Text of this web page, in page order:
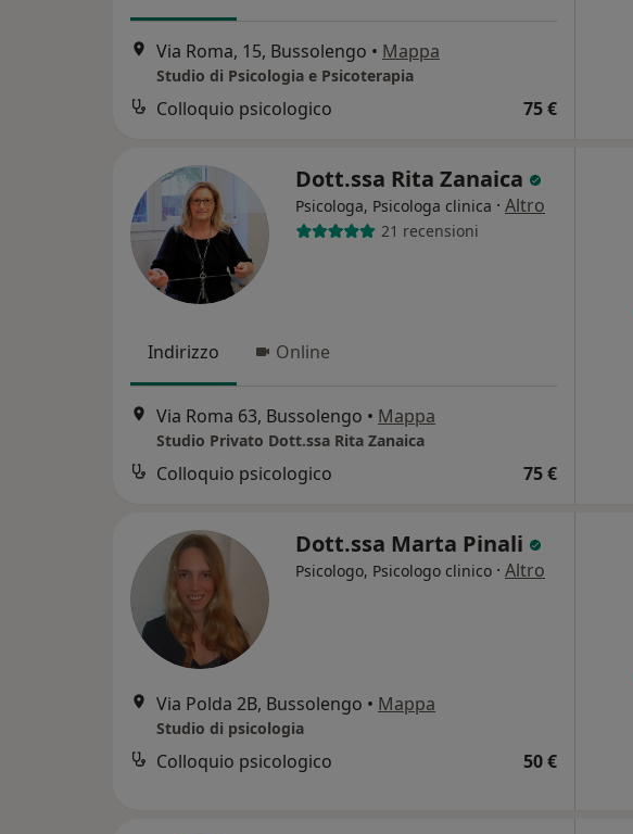
Via Roma, 15, Bussolengo • Mappa
Studio di Psicologia e Psicoterapia
Colloquio psicologico 75 €
Dott.ssa Rita Zanaica
Psicologa, Psicologa clinica · Altro
21 recensioni
Indirizzo Online
Via Roma 63, Bussolengo • Mappa
Studio Privato Dott.ssa Rita Zanaica
Colloquio psicologico 75 €
Dott.ssa Marta Pinali
Psicologo, Psicologo clinico · Altro
Via Polda 2B, Bussolengo • Mappa
Studio di psicologia
Colloquio psicologico 50 €